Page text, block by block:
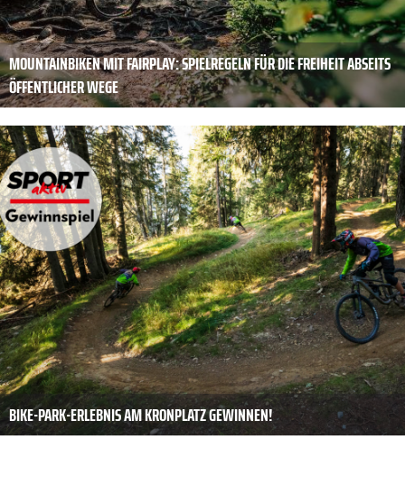
MOUNTAINBIKEN MIT FAIRPLAY: SPIELREGELN FÜR DIE FREIHEIT ABSEITS
ÖFFENTLICHER WEGE
BIKE-PARK-ERLEBNIS AM KRONPLATZ GEWINNEN!